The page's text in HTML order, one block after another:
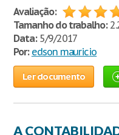
Avaliação:
Tamanho do trabalho:
Data:5/9/2017
Por: edson mauricio
Ler documento
A